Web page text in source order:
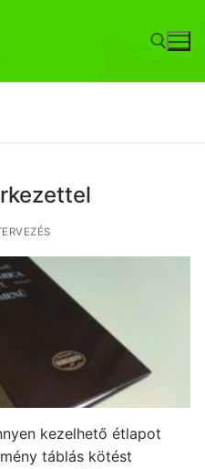
kezelhető étlapot
táblás kötést